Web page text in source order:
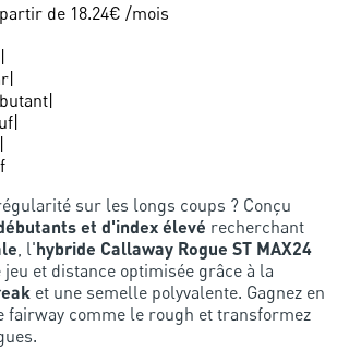
de 18.24€ /mois
|
|
|
|
|
sur les longs coups ? Conçu
et d'index élevé recherchant
, l'hybride Callaway Rogue ST MAX24
et distance optimisée grâce à la
et une semelle polyvalente. Gagnez en
fairway comme le rough et transformez